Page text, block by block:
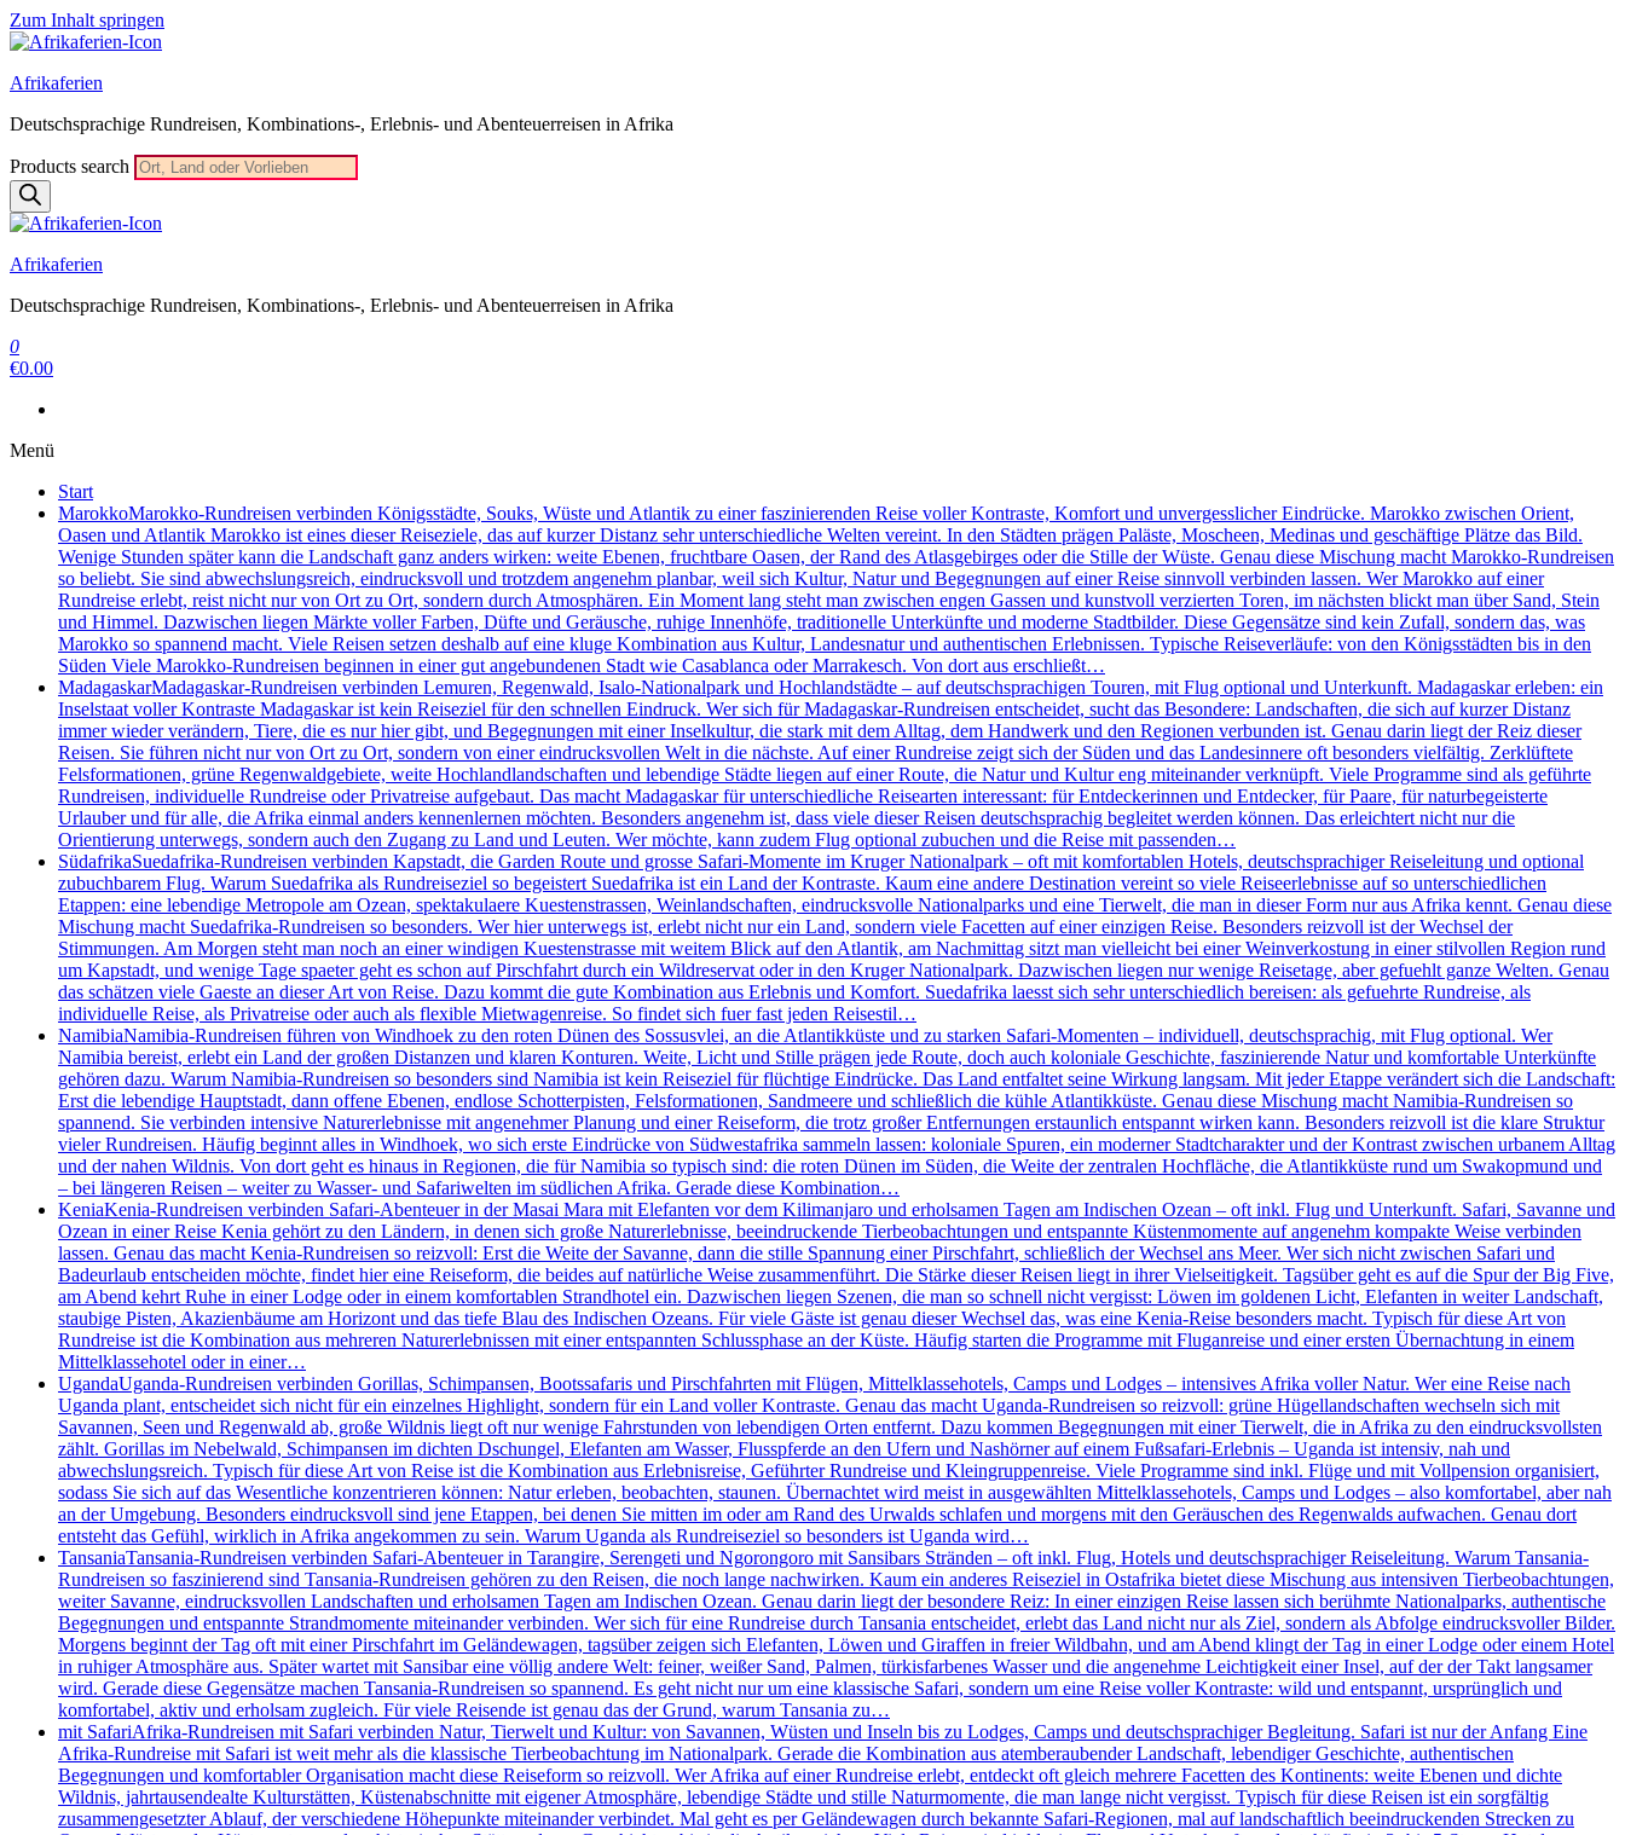
Zum Inhalt springen
Afrikaferien
Deutschsprachige Rundreisen, Kombinations-, Erlebnis- und Abenteuerreisen in Afrika
Products search
Afrikaferien
Deutschsprachige Rundreisen, Kombinations-, Erlebnis- und Abenteuerreisen in Afrika
0
€0.00
Menü
Start
MarokkoMarokko-Rundreisen verbinden Königsstädte, Souks, Wüste und Atlantik zu einer faszinierenden Reise voller Kontraste, Komfort und unvergesslicher Eindrücke. Marokko zwischen Orient,
Oasen und Atlantik Marokko ist eines dieser Reiseziele, das auf kurzer Distanz sehr unterschiedliche Welten vereint. In den Städten prägen Paläste, Moscheen, Medinas und geschäftige Plätze das Bild.
Wenige Stunden später kann die Landschaft ganz anders wirken: weite Ebenen, fruchtbare Oasen, der Rand des Atlasgebirges oder die Stille der Wüste. Genau diese Mischung macht Marokko-Rundreisen
so beliebt. Sie sind abwechslungsreich, eindrucksvoll und trotzdem angenehm planbar, weil sich Kultur, Natur und Begegnungen auf einer Reise sinnvoll verbinden lassen. Wer Marokko auf einer
Rundreise erlebt, reist nicht nur von Ort zu Ort, sondern durch Atmosphären. Ein Moment lang steht man zwischen engen Gassen und kunstvoll verzierten Toren, im nächsten blickt man über Sand, Stein
und Himmel. Dazwischen liegen Märkte voller Farben, Düfte und Geräusche, ruhige Innenhöfe, traditionelle Unterkünfte und moderne Stadtbilder. Diese Gegensätze sind kein Zufall, sondern das, was
Marokko so spannend macht. Viele Reisen setzen deshalb auf eine kluge Kombination aus Kultur, Landesnatur und authentischen Erlebnissen. Typische Reiseverläufe: von den Königsstädten bis in den
Süden Viele Marokko-Rundreisen beginnen in einer gut angebundenen Stadt wie Casablanca oder Marrakesch. Von dort aus erschließt…
MadagaskarMadagaskar-Rundreisen verbinden Lemuren, Regenwald, Isalo-Nationalpark und Hochlandstädte – auf deutschsprachigen Touren, mit Flug optional und Unterkunft. Madagaskar erleben: ein
Inselstaat voller Kontraste Madagaskar ist kein Reiseziel für den schnellen Eindruck. Wer sich für Madagaskar-Rundreisen entscheidet, sucht das Besondere: Landschaften, die sich auf kurzer Distanz
immer wieder verändern, Tiere, die es nur hier gibt, und Begegnungen mit einer Inselkultur, die stark mit dem Alltag, dem Handwerk und den Regionen verbunden ist. Genau darin liegt der Reiz dieser
Reisen. Sie führen nicht nur von Ort zu Ort, sondern von einer eindrucksvollen Welt in die nächste. Auf einer Rundreise zeigt sich der Süden und das Landesinnere oft besonders vielfältig. Zerklüftete
Felsformationen, grüne Regenwaldgebiete, weite Hochlandlandschaften und lebendige Städte liegen auf einer Route, die Natur und Kultur eng miteinander verknüpft. Viele Programme sind als geführte
Rundreisen, individuelle Rundreise oder Privatreise aufgebaut. Das macht Madagaskar für unterschiedliche Reisearten interessant: für Entdeckerinnen und Entdecker, für Paare, für naturbegeisterte
Urlauber und für alle, die Afrika einmal anders kennenlernen möchten. Besonders angenehm ist, dass viele dieser Reisen deutschsprachig begleitet werden können. Das erleichtert nicht nur die
Orientierung unterwegs, sondern auch den Zugang zu Land und Leuten. Wer möchte, kann zudem Flug optional zubuchen und die Reise mit passenden…
SüdafrikaSuedafrika-Rundreisen verbinden Kapstadt, die Garden Route und grosse Safari-Momente im Kruger Nationalpark – oft mit komfortablen Hotels, deutschsprachiger Reiseleitung und optional
zubuchbarem Flug. Warum Suedafrika als Rundreiseziel so begeistert Suedafrika ist ein Land der Kontraste. Kaum eine andere Destination vereint so viele Reiseerlebnisse auf so unterschiedlichen
Etappen: eine lebendige Metropole am Ozean, spektakulaere Kuestenstrassen, Weinlandschaften, eindrucksvolle Nationalparks und eine Tierwelt, die man in dieser Form nur aus Afrika kennt. Genau diese
Mischung macht Suedafrika-Rundreisen so besonders. Wer hier unterwegs ist, erlebt nicht nur ein Land, sondern viele Facetten auf einer einzigen Reise. Besonders reizvoll ist der Wechsel der
Stimmungen. Am Morgen steht man noch an einer windigen Kuestenstrasse mit weitem Blick auf den Atlantik, am Nachmittag sitzt man vielleicht bei einer Weinverkostung in einer stilvollen Region rund
um Kapstadt, und wenige Tage spaeter geht es schon auf Pirschfahrt durch ein Wildreservat oder in den Kruger Nationalpark. Dazwischen liegen nur wenige Reisetage, aber gefuehlt ganze Welten. Genau
das schätzen viele Gaeste an dieser Art von Reise. Dazu kommt die gute Kombination aus Erlebnis und Komfort. Suedafrika laesst sich sehr unterschiedlich bereisen: als gefuehrte Rundreise, als
individuelle Reise, als Privatreise oder auch als flexible Mietwagenreise. So findet sich fuer fast jeden Reisestil…
NamibiaNamibia-Rundreisen führen von Windhoek zu den roten Dünen des Sossusvlei, an die Atlantikküste und zu starken Safari-Momenten – individuell, deutschsprachig, mit Flug optional. Wer
Namibia bereist, erlebt ein Land der großen Distanzen und klaren Konturen. Weite, Licht und Stille prägen jede Route, doch auch koloniale Geschichte, faszinierende Natur und komfortable Unterkünfte
gehören dazu. Warum Namibia-Rundreisen so besonders sind Namibia ist kein Reiseziel für flüchtige Eindrücke. Das Land entfaltet seine Wirkung langsam. Mit jeder Etappe verändert sich die Landschaft:
Erst die lebendige Hauptstadt, dann offene Ebenen, endlose Schotterpisten, Felsformationen, Sandmeere und schließlich die kühle Atlantikküste. Genau diese Mischung macht Namibia-Rundreisen so
spannend. Sie verbinden intensive Naturerlebnisse mit angenehmer Planung und einer Reiseform, die trotz großer Entfernungen erstaunlich entspannt wirken kann. Besonders reizvoll ist die klare Struktur
vieler Rundreisen. Häufig beginnt alles in Windhoek, wo sich erste Eindrücke von Südwestafrika sammeln lassen: koloniale Spuren, ein moderner Stadtcharakter und der Kontrast zwischen urbanem Alltag
und der nahen Wildnis. Von dort geht es hinaus in Regionen, die für Namibia so typisch sind: die roten Dünen im Süden, die Weite der zentralen Hochfläche, die Atlantikküste rund um Swakopmund und
– bei längeren Reisen – weiter zu Wasser- und Safariwelten im südlichen Afrika. Gerade diese Kombination…
KeniaKenia-Rundreisen verbinden Safari-Abenteuer in der Masai Mara mit Elefanten vor dem Kilimanjaro und erholsamen Tagen am Indischen Ozean – oft inkl. Flug und Unterkunft. Safari, Savanne und
Ozean in einer Reise Kenia gehört zu den Ländern, in denen sich große Naturerlebnisse, beeindruckende Tierbeobachtungen und entspannte Küstenmomente auf angenehm kompakte Weise verbinden
lassen. Genau das macht Kenia-Rundreisen so reizvoll: Erst die Weite der Savanne, dann die stille Spannung einer Pirschfahrt, schließlich der Wechsel ans Meer. Wer sich nicht zwischen Safari und
Badeurlaub entscheiden möchte, findet hier eine Reiseform, die beides auf natürliche Weise zusammenführt. Die Stärke dieser Reisen liegt in ihrer Vielseitigkeit. Tagsüber geht es auf die Spur der Big Five,
am Abend kehrt Ruhe in einer Lodge oder in einem komfortablen Strandhotel ein. Dazwischen liegen Szenen, die man so schnell nicht vergisst: Löwen im goldenen Licht, Elefanten in weiter Landschaft,
staubige Pisten, Akazienbäume am Horizont und das tiefe Blau des Indischen Ozeans. Für viele Gäste ist genau dieser Wechsel das, was eine Kenia-Reise besonders macht. Typisch für diese Art von
Rundreise ist die Kombination aus mehreren Naturerlebnissen mit einer entspannten Schlussphase an der Küste. Häufig starten die Programme mit Fluganreise und einer ersten Übernachtung in einem
Mittelklassehotel oder in einer…
UgandaUganda-Rundreisen verbinden Gorillas, Schimpansen, Bootssafaris und Pirschfahrten mit Flügen, Mittelklassehotels, Camps und Lodges – intensives Afrika voller Natur. Wer eine Reise nach
Uganda plant, entscheidet sich nicht für ein einzelnes Highlight, sondern für ein Land voller Kontraste. Genau das macht Uganda-Rundreisen so reizvoll: grüne Hügellandschaften wechseln sich mit
Savannen, Seen und Regenwald ab, große Wildnis liegt oft nur wenige Fahrstunden von lebendigen Orten entfernt. Dazu kommen Begegnungen mit einer Tierwelt, die in Afrika zu den eindrucksvollsten
zählt. Gorillas im Nebelwald, Schimpansen im dichten Dschungel, Elefanten am Wasser, Flusspferde an den Ufern und Nashörner auf einem Fußsafari-Erlebnis – Uganda ist intensiv, nah und
abwechslungsreich. Typisch für diese Art von Reise ist die Kombination aus Erlebnisreise, Geführter Rundreise und Kleingruppenreise. Viele Programme sind inkl. Flüge und mit Vollpension organisiert,
sodass Sie sich auf das Wesentliche konzentrieren können: Natur erleben, beobachten, staunen. Übernachtet wird meist in ausgewählten Mittelklassehotels, Camps und Lodges – also komfortabel, aber nah
an der Umgebung. Besonders eindrucksvoll sind jene Etappen, bei denen Sie mitten im oder am Rand des Urwalds schlafen und morgens mit den Geräuschen des Regenwalds aufwachen. Genau dort
entsteht das Gefühl, wirklich in Afrika angekommen zu sein. Warum Uganda als Rundreiseziel so besonders ist Uganda wird…
TansaniaTansania-Rundreisen verbinden Safari-Abenteuer in Tarangire, Serengeti und Ngorongoro mit Sansibars Stränden – oft inkl. Flug, Hotels und deutschsprachiger Reiseleitung. Warum Tansania-
Rundreisen so faszinierend sind Tansania-Rundreisen gehören zu den Reisen, die noch lange nachwirken. Kaum ein anderes Reiseziel in Ostafrika bietet diese Mischung aus intensiven Tierbeobachtungen,
weiter Savanne, eindrucksvollen Landschaften und erholsamen Tagen am Indischen Ozean. Genau darin liegt der besondere Reiz: In einer einzigen Reise lassen sich berühmte Nationalparks, authentische
Begegnungen und entspannte Strandmomente miteinander verbinden. Wer sich für eine Rundreise durch Tansania entscheidet, erlebt das Land nicht nur als Ziel, sondern als Abfolge eindrucksvoller Bilder.
Morgens beginnt der Tag oft mit einer Pirschfahrt im Geländewagen, tagsüber zeigen sich Elefanten, Löwen und Giraffen in freier Wildbahn, und am Abend klingt der Tag in einer Lodge oder einem Hotel
in ruhiger Atmosphäre aus. Später wartet mit Sansibar eine völlig andere Welt: feiner, weißer Sand, Palmen, türkisfarbenes Wasser und die angenehme Leichtigkeit einer Insel, auf der der Takt langsamer
wird. Gerade diese Gegensätze machen Tansania-Rundreisen so spannend. Es geht nicht nur um eine klassische Safari, sondern um eine Reise voller Kontraste: wild und entspannt, ursprünglich und
komfortabel, aktiv und erholsam zugleich. Für viele Reisende ist genau das der Grund, warum Tansania zu…
mit SafariAfrika-Rundreisen mit Safari verbinden Natur, Tierwelt und Kultur: von Savannen, Wüsten und Inseln bis zu Lodges, Camps und deutschsprachiger Begleitung. Safari ist nur der Anfang Eine
Afrika-Rundreise mit Safari ist weit mehr als die klassische Tierbeobachtung im Nationalpark. Gerade die Kombination aus atemberaubender Landschaft, lebendiger Geschichte, authentischen
Begegnungen und komfortabler Organisation macht diese Reiseform so reizvoll. Wer Afrika auf einer Rundreise erlebt, entdeckt oft gleich mehrere Facetten des Kontinents: weite Ebenen und dichte
Wildnis, jahrtausendealte Kulturstätten, Küstenabschnitte mit eigener Atmosphäre, lebendige Städte und stille Naturmomente, die man lange nicht vergisst. Typisch für diese Reisen ist ein sorgfältig
zusammengesetzter Ablauf, der verschiedene Höhepunkte miteinander verbindet. Mal geht es per Geländewagen durch bekannte Safari-Regionen, mal auf landschaftlich beeindruckenden Strecken zu